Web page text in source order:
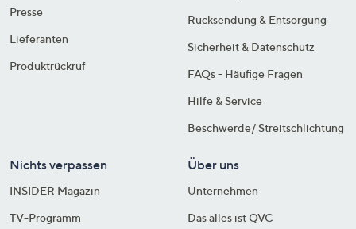
Presse
Lieferanten
Produktrückruf
Rücksendung & Entsorgung
Sicherheit & Datenschutz
FAQs - Häufige Fragen
Hilfe & Service
Beschwerde/ Streitschlichtung
Nichts verpassen
INSIDER Magazin
TV-Programm
Über uns
Unternehmen
Das alles ist QVC